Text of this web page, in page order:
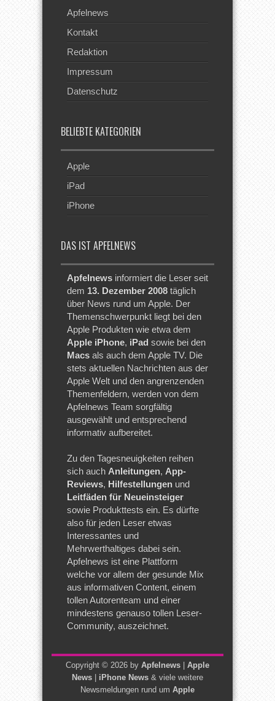
Apfelnews
Kontakt
Redaktion
Impressum
Datenschutz
BELIEBTE KATEGORIEN
Apple
iPad
iPhone
DAS IST APFELNEWS
Apfelnews informiert die Leser seit
dem 13. Dezember 2008 täglich
über News rund um Apple. Der
Themenschwerpunkt liegt bei den
Apple Produkten wie etwa dem
Apple iPhone, iPad sowie bei den
Macs als auch dem Apple TV. Die
stets aktuellen Nachrichten aus der
Apple Welt und den angrenzenden
Themenfeldern, werden von dem
Apfelnews Team sorgfältig
ausgewählt und entsprechend
informativ aufbereitet.
Zu den Tagesneuigkeiten reihen
sich auch Anleitungen, App-
Reviews, Hilfestellungen und
Leitfäden für Neueinsteiger
sowie Produkttests ein. Es dürfte
also für jeden Leser etwas
Interessantes und
Mehrwerthaltiges dabei sein.
Apfelnews ist eine Plattform
welche vor allem der gesunde Mix
aus informativen Content, einem
tollen Autorenteam und einer
mindestens genauso tollen Leser-
Community, auszeichnet.
Copyright © 2026 by Apfelnews
Apple
News
iPhone News & viele weitere
Newsmeldungen rund um Apple